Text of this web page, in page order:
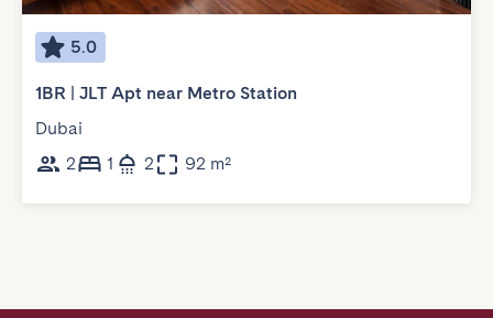
5.0
1BR | JLT Apt near Metro Station
Dubai
2
1 2 92 m²